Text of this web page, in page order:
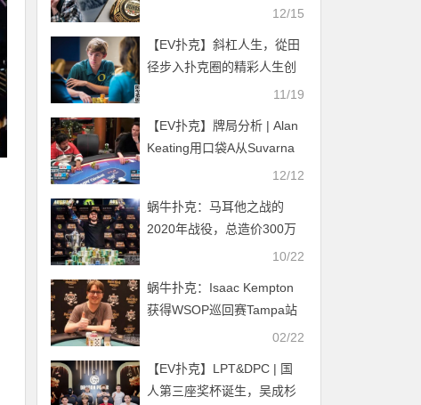
名列前茅 小姐姐勇夺亚军 美
12/15
【EV扑克】斜杠人生，從田
径步入扑克圈的精彩人生创
造者Christopher Brewer11/19
【EV扑克】牌局分析 | Alan
Keating用口袋A从Suvarna
12/12
蜗牛扑克：马耳他之战的
2020年战役，总造价300万
10/22
蜗牛扑克：Isaac Kempton
获得WSOP巡回赛Tampa站
02/22
【EV扑克】LPT&DPC | 国
人第三座奖杯诞生，吴成杉